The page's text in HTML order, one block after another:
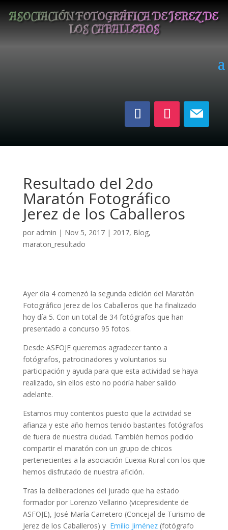
ASOCIACIÓN FOTOGRÁFICA DE JEREZ DE
LOS CABALLEROS
Resultado del 2do
Maratón Fotográfico
Jerez de los Caballeros
por admin | Nov 5, 2017| 2017, Blog,
maraton_resultado
Ayer día 4 comenzó la segunda edición del Maratón
Fotográfico Jerez de los Caballeros que ha finalizado
hoy día 5. Con un total de 34 fotógrafos que han
presentado a concurso 95 fotos.
Desde ASFOJE queremos agradecer tanto a
fotógrafos, patrocinadores y voluntarios su
participación y ayuda para que esta actividad se haya
realizado, sin ellos esto no podría haber salido
adelante.
Estamos muy contentos puesto que la actividad se
afianza y este año hemos tenido bastantes fotógrafos
de fuera de nuestra ciudad. También hemos podido
compartir el maratón con un grupo de chicos
pertenecientes a la asociación Euexia Rural con los que
hemos disfrutado de nuestra afición.
Tras la deliberaciones del jurado que ha estado
formador por Lorenzo Vellarino (vicepresidente de
ASFOJE), José María Carretero (Concejal de Turismo de
Jerez de los Caballeros) y Emilio Jiménez(fotógrafo